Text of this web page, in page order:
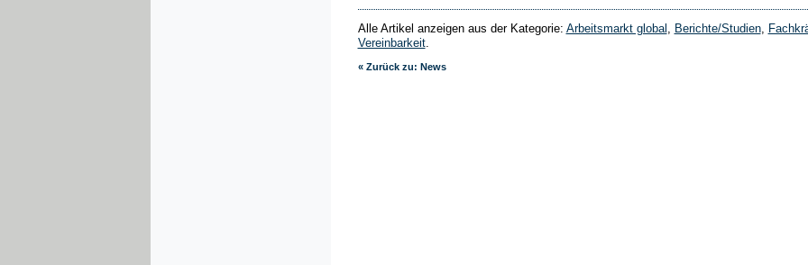
Alle Artikel anzeigen aus der Kategorie: Arbeitsmarkt global Berichte/Studien,
Vereinbarkeit.
« Zurück zu: News